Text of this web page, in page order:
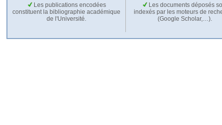
Les publications encodées
constituent la bibliographie académique
de l'Université.
Les documents déposés
indexés par les moteurs de
(Google Scholar,…).